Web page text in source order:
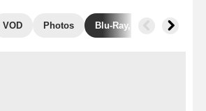
VOD Photos Blu-Ray, DVD Musique